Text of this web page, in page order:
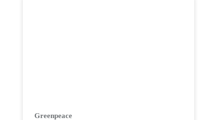
Greenpeace